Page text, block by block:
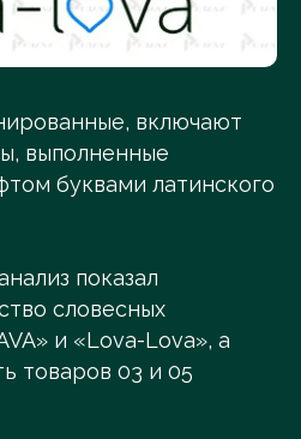
включают
выполненные
буквами латинского
показал
словесных
и «Lova-Lova», а
товаров 03 и 05